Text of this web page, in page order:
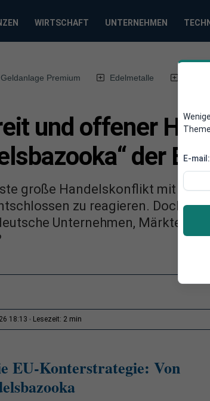
WIRTSCHAFT UNTERNEHMEN
Geldanlage Premium Edelmetalle
und offener
der EU?
große Handelskonflikt mit den
zu reagieren. Doch
Unternehmen, Märkte
18:13 Lesezeit: 2 min
EU-Konterstrategie: Von
E-mail: